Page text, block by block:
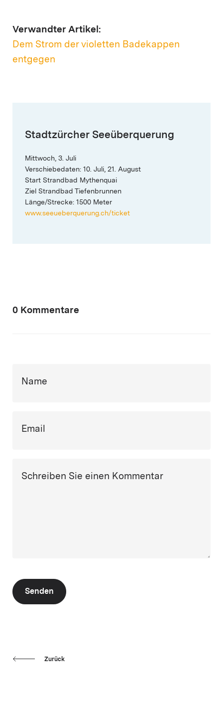
Verwandter Artikel:
Dem Strom der violetten Badekappen
entgegen
Stadtzürcher Seeüberquerung
Mittwoch, 3. Juli
Verschiebedaten: 10. Juli, 21. August
Start Strandbad Mythenquai
Ziel Strandbad Tiefenbrunnen
Länge/Strecke: 1500 Meter
www.seeueberquerung.ch/ticket
0 Kommentare
Name
Email
Schreiben Sie einen Kommentar
Senden
Zurück